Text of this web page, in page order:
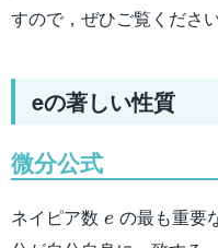
すので，ぜひご覧ください
eの著しい性質
微分公式
ネイピア数 e
e の最も重要